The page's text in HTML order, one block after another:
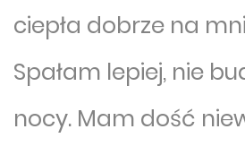
ciepła dobrze na
Spałam lepiej, nie
nocy. Mam dość